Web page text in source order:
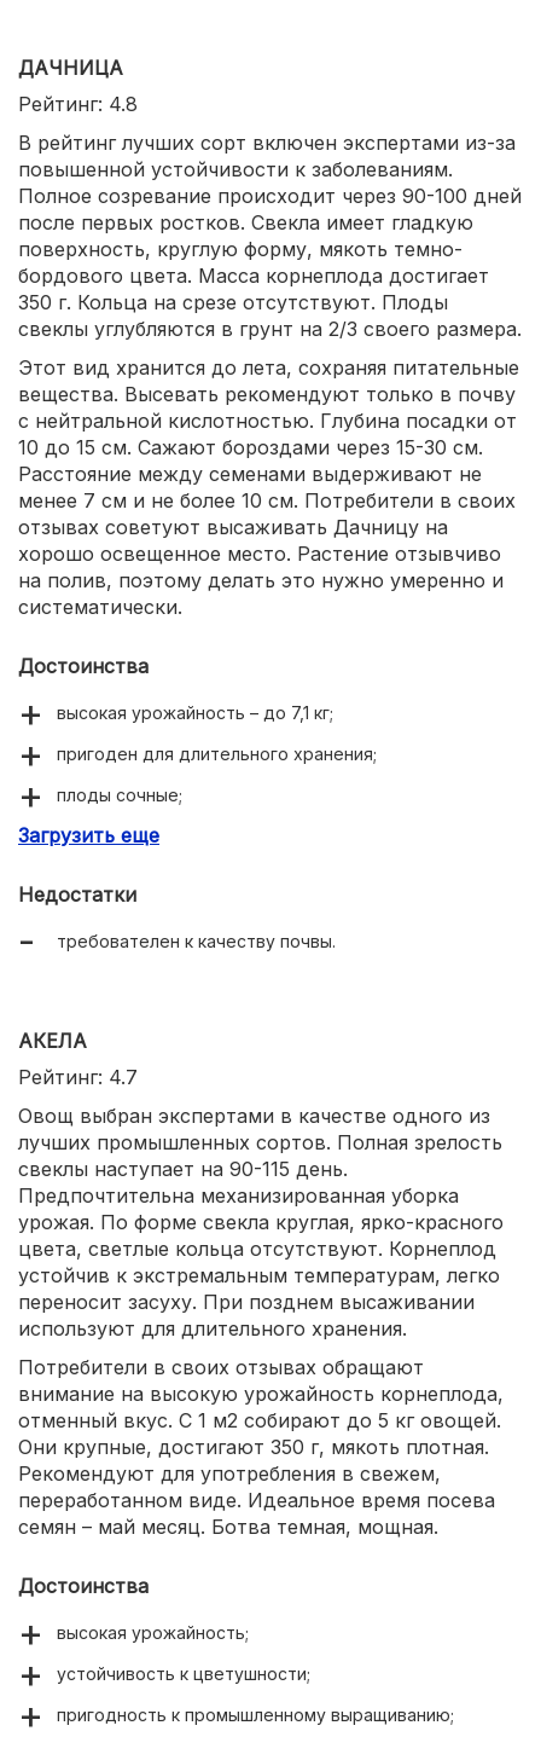
ДАЧНИЦА
Рейтинг: 4.8
В рейтинг лучших сорт включен экспертами из-за
повышенной устойчивости к заболеваниям.
Полное созревание происходит через 90-100 дней
после первых ростков. Свекла имеет гладкую
поверхность, круглую форму, мякоть темно-
бордового цвета. Масса корнеплода достигает
350 г. Кольца на срезе отсутствуют. Плоды
свеклы углубляются в грунт на 2/3 своего размера.
Этот вид хранится до лета, сохраняя питательные
вещества. Высевать рекомендуют только в почву
с нейтральной кислотностью. Глубина посадки от
10 до 15 см. Сажают бороздами через 15-30 см.
Расстояние между семенами выдерживают не
менее 7 см и не более 10 см. Потребители в своих
отзывах советуют высаживать Дачницу на
хорошо освещенное место. Растение отзывчиво
на полив, поэтому делать это нужно умеренно и
систематически.
Достоинства
высокая урожайность – до 7,1 кг;
пригоден для длительного хранения;
плоды сочные;
устойчив к болезням, характерных для овощных
Загрузить еще
Недостатки
требователен к качеству почвы.
АКЕЛА
Рейтинг: 4.7
Овощ выбран экспертами в качестве одного из
лучших промышленных сортов. Полная зрелость
свеклы наступает на 90-115 день.
Предпочтительна механизированная уборка
урожая. По форме свекла круглая, ярко-красного
цвета, светлые кольца отсутствуют. Корнеплод
устойчив к экстремальным температурам, легко
переносит засуху. При позднем высаживании
используют для длительного хранения.
Потребители в своих отзывах обращают
внимание на высокую урожайность корнеплода,
отменный вкус. С 1 м2 собирают до 5 кг овощей.
Они крупные, достигают 350 г, мякоть плотная.
Рекомендуют для употребления в свежем,
переработанном виде. Идеальное время посева
семян – май месяц. Ботва темная, мощная.
Достоинства
высокая урожайность;
устойчивость к цветушности;
пригодность к промышленному выращиванию;